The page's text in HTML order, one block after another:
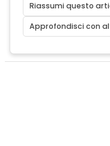
Riassumi questo
Approfondisci con